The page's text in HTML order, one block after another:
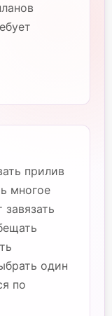
прилив
многое
один
по